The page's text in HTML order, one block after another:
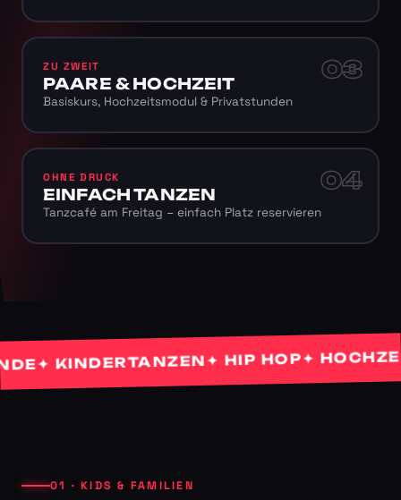
03
ZU ZWEIT
PAARE & HOCHZEIT
Basiskurs, Hochzeitsmodul & Privatstunden
04
OHNE DRUCK
EINFACH TANZEN
Tanzcafé am Freitag – einfach Platz reservieren
KINDERTANZEN✦ HIP HOP✦
01 · KIDS & FAMILIEN